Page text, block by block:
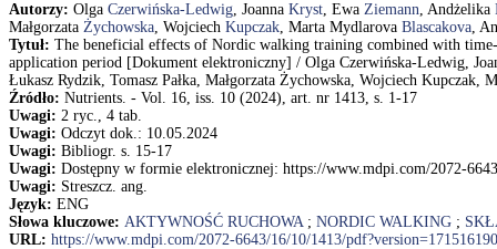
Autorzy: Olga Czerwińska-Ledwig, Joanna Kryst, Ewa Ziemann, Andżelika
Małgorzata Żychowska, Wojciech Kupczak, Marta Mydlarova Blascakova,
Tytuł: The beneficial effects of Nordic walking training combined with
application period [Dokument elektroniczny] / Olga Czerwińska-Ledwig,
Łukasz Rydzik, Tomasz Pałka, Małgorzata Żychowska, Wojciech Kupczak,
Źródło: Nutrients. - Vol. 16, iss. 10 (2024), art. nr 1413, s. 1-17
Uwagi: 2 ryc., 4 tab.
Uwagi: Odczyt dok.: 10.05.2024
Uwagi: Bibliogr. s. 15-17
Uwagi: Dostępny w formie elektronicznej: https://www.mdpi.com/2072-
Uwagi: Streszcz. ang.
Język: ENG
Słowa kluczowe: AKTYWNOŚĆ RUCHOWA; NORDIC WALKING ;
URL: https://www.mdpi.com/2072-6643/16/10/1413/